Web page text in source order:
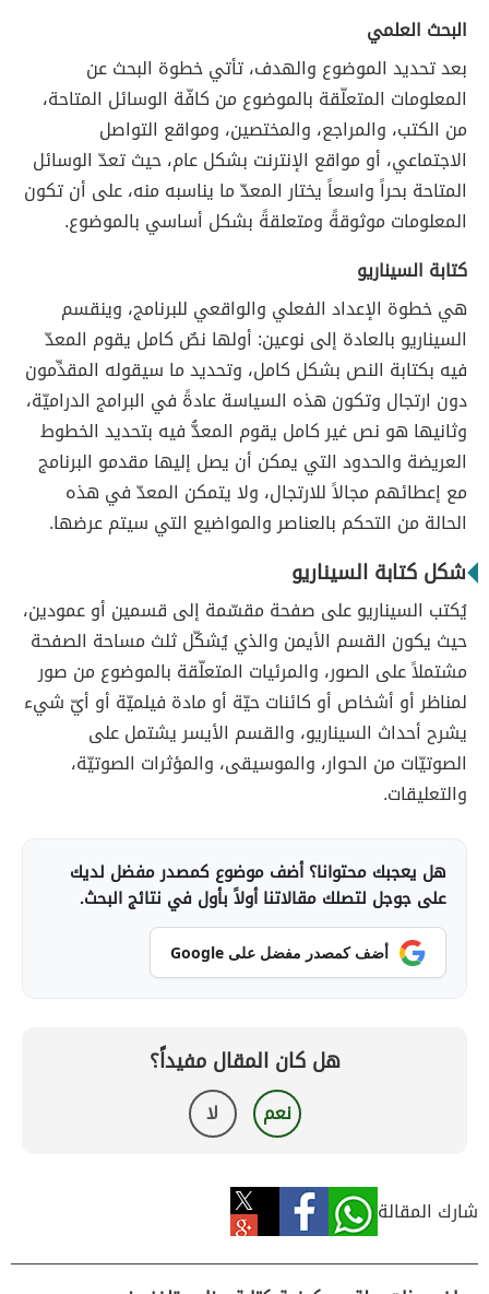
البحث العلمي
بعد تحديد الموضوع والهدف، تأتي خطوة البحث عن
المعلومات المتعلّقة بالموضوع من كافّة الوسائل المتاحة،
من الكتب، والمراجع، والمختصين، ومواقع التواصل
الاجتماعي، أو مواقع الإنترنت بشكل عام، حيث تعدّ الوسائل
المتاحة بحراً واسعاً يختار المعدّ ما يناسبه منه، على أن تكون
المعلومات موثوقةً ومتعلقةً بشكل أساسي بالموضوع.
كتابة السيناريو
هي خطوة الإعداد الفعلي والواقعي للبرنامج، وينقسم
السيناريو بالعادة إلى نوعين: أولها نصٌ كامل يقوم المعدّ
فيه بكتابة النص بشكل كامل، وتحديد ما سيقوله المقدِّمون
دون ارتجال وتكون هذه السياسة عادةً في البرامج الدراميّة،
وثانيها هو نص غير كامل يقوم المعدُّ فيه بتحديد الخطوط
العريضة والحدود التي يمكن أن يصل إليها مقدمو البرنامج
مع إعطائهم مجالاً للارتجال، ولا يتمكن المعدّ في هذه
الحالة من التحكم بالعناصر والمواضيع التي سيتم عرضها.
شكل كتابة السيناريو
يُكتب السيناريو على صفحة مقسّمة إلى قسمين أو عمودين،
حيث يكون القسم الأيمن والذي يُشكّل ثلث مساحة الصفحة
مشتملاً على الصور، والمرئيات المتعلّقة بالموضوع من صور
لمناظر أو أشخاص أو كائنات حيّة أو مادة فيلميّة أو أيّ شيء
يشرح أحداث السيناريو، والقسم الأيسر يشتمل على
الصوتيّات من الحوار، والموسيقى، والمؤثرات الصوتيّة،
والتعليقات.
هل يعجبك محتوانا؟ أضف موضوع كمصدر مفضل لديك
على جوجل لتصلك مقالاتنا أولاً بأول في نتائج البحث.
أضف كمصدر مفضل على Google
هل كان المقال مفيداً؟
نعم لا
شارك المقالة